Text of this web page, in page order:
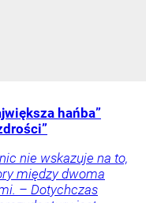
hańba”
nie wskazuje na to,
między dwoma
– Dotychczas